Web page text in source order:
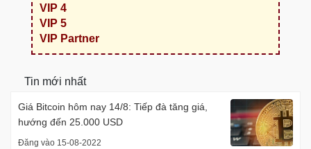
VIP 4
VIP 5
VIP Partner
Tin mới nhất
Giá Bitcoin hôm nay 14/8: Tiếp đà tăng giá,
hướng đến 25.000 USD
Đăng vào 15-08-2022